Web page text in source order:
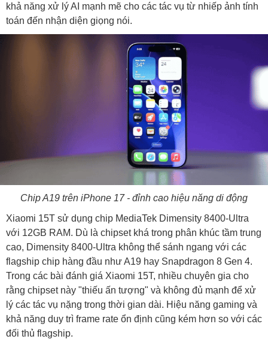
khả năng xử lý AI mạnh mẽ cho các tác vụ từ nhiếp ảnh tính
toán đến nhận diện giọng nói.
Chip A19 trên iPhone 17 - đỉnh cao hiệu năng di động
Xiaomi 15T sử dụng chip MediaTek Dimensity 8400-Ultra
với 12GB RAM. Dù là chipset khá trong phân khúc tầm trung
cao, Dimensity 8400-Ultra không thể sánh ngang với các
flagship chip hàng đầu như A19 hay Snapdragon 8 Gen 4.
Trong các bài đánh giá Xiaomi 15T, nhiều chuyên gia cho
rằng chipset này "thiếu ấn tượng" và không đủ mạnh để xử
lý các tác vụ nặng trong thời gian dài. Hiệu năng gaming và
khả năng duy trì frame rate ổn định cũng kém hơn so với các
đối thủ flagship.